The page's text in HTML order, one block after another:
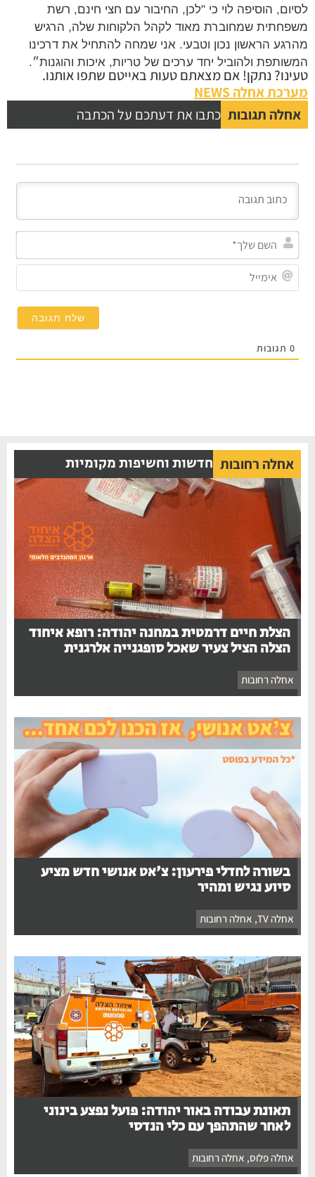
לסיום, הוסיפה לוי כי "לכן, החיבור עם חצי חינם, רשת
משפחתית שמחוברת מאוד לקהל הלקוחות שלה, הרגיש
מהרגע הראשון נכון וטבעי. אני שמחה להתחיל את דרכינו
המשותפת ולהוביל יחד ערכים של טריות, איכות והוגנות״.
טעינו? נתקן! אם מצאתם טעות באייטם שתפו אותנו.
מערכת אחלה NEWS
אחלה תגובות כתבו את דעתכם על הכתבה
0תגובות
אחלה רחובות חדשות וחשיפות מקומיות
הצלת חיים דרמטית במחנה יהודה: רופא איחוד
הצלה הציל צעיר שאכל סופגנייה אלרגנית
אחלה רחובות
בשורה לחדלי פירעון: צ'אט אנושי חדש מציע
סיוע נגיש ומהיר
אחלה TV , אחלה רחובות
תאונת עבודה באור יהודה: פועל נפצע בינוני
לאחר שהתהפך עם כלי הנדסי
אחלה פלוס, אחלה רחובות